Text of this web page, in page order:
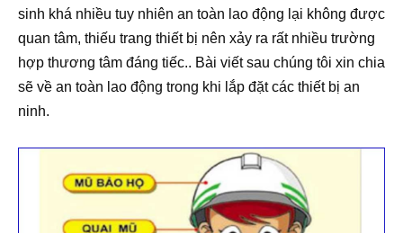
sinh khá nhiều tuy nhiên an toàn lao động lại không được
quan tâm, thiếu trang thiết bị nên xảy ra rất nhiều trường
hợp thương tâm đáng tiếc.. Bài viết sau chúng tôi xin chia
sẽ về an toàn lao động trong khi lắp đặt các thiết bị an
ninh.